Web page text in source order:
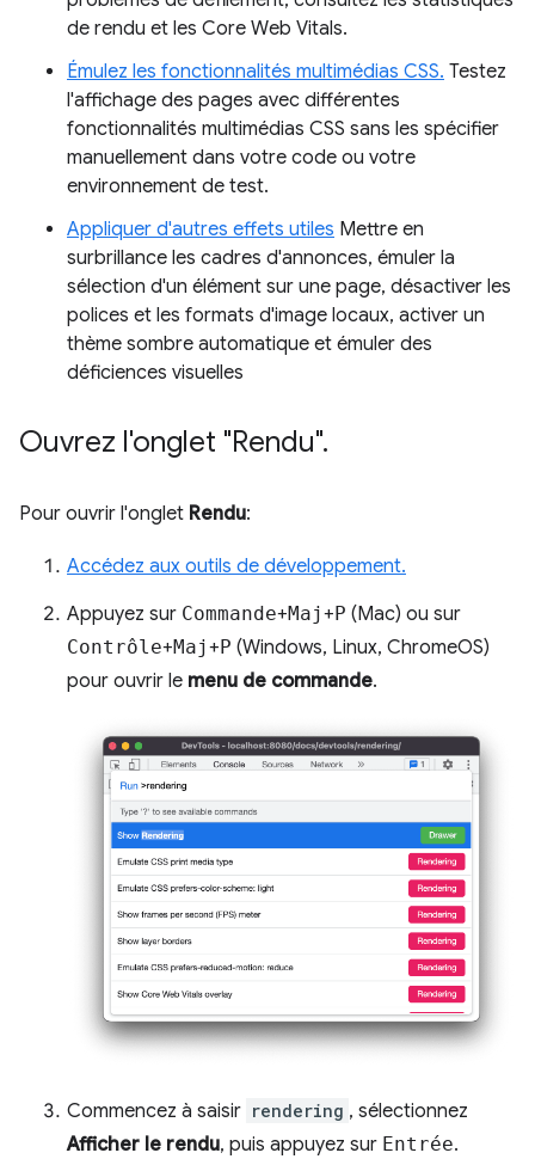
de rendu et les Core Web Vitals.
Émulez les fonctionnalités multimédias CSS. Testez
l'affichage des pages avec différentes
fonctionnalités multimédias CSS sans les spécifier
manuellement dans votre code ou votre
environnement de test.
Appliquer d'autres effets utiles Mettre en
surbrillance les cadres d'annonces, émuler la
sélection d'un élément sur une page, désactiver les
polices et les formats d'image locaux, activer un
thème sombre automatique et émuler des
déficiences visuelles
Ouvrez l'onglet "Rendu".
Pour ouvrir l'onglet Rendu:
Accédez aux outils de développement.
Appuyez sur Commande+Maj+P (Mac) ou sur
Contrôle+Maj+P (Windows, Linux, ChromeOS)
pour ouvrir le menu de commande.
Commencez à saisir rendering , sélectionnez
Afficher le rendu, puis appuyez sur Entrée.